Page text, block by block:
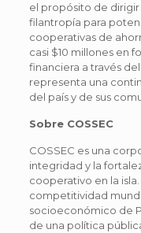
el propósito de dirigir
filantropía para
cooperativas de
casi $10 millones en
financiera a través
representa una
del país y de sus
Sobre COSSEC
COSSEC es una
integridad y la
cooperativo en la
competitividad
socioeconómico de
de una política